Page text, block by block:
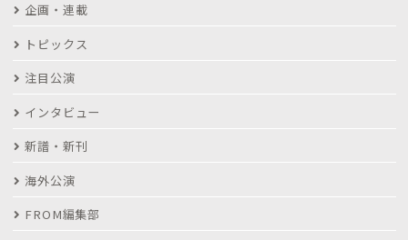
企画・連載
トピックス
注目公演
インタビュー
新譜・新刊
海外公演
FROM編集部